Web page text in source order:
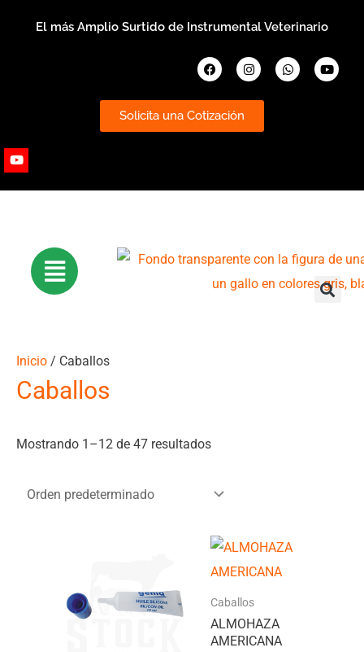
El más Amplio Surtido de Instrumental Veterinario
FacebookInstagramWhatsapp
Solicita una Cotización
Youtube
Inicio / Caballos
Caballos
Mostrando 1–12 de 47 resultados
Caballos
ALMOHAZA
AMERICANA